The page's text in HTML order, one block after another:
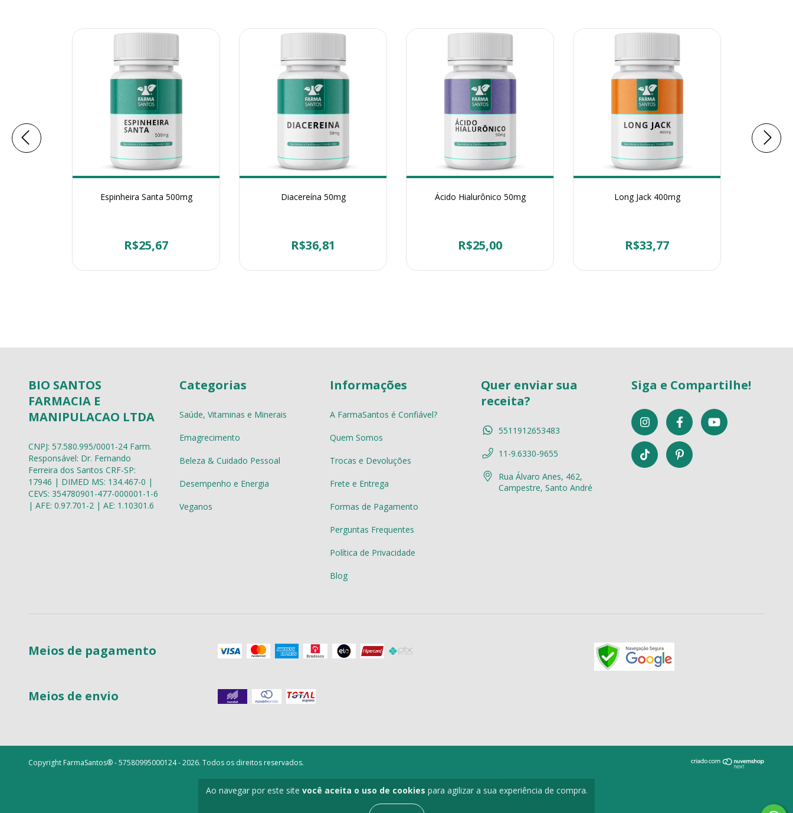
Ao navegar por este site você aceita o uso de cookies para agilizar a sua experiência de compra.
Espinheira Santa 500mg
R$25,67
Diacereína 50mg
R$36,81
Ácido Hialurônico 50mg
R$25,00
Long Jack 400mg
R$33,77
BIO SANTOS
FARMACIA E
MANIPULACAO LTDA
CNPJ: 57.580.995/0001-24 Farm.
Responsável: Dr. Fernando
Ferreira dos Santos CRF-SP:
17946 | DIMED MS: 134.467-0 |
CEVS: 354780901-477-000001-1-6
| AFE: 0.97.701-2 | AE: 1.10301.6
Categorias
Saúde, Vitaminas e Minerais
Emagrecimento
Beleza & Cuidado Pessoal
Desempenho e Energia
Veganos
Informações
A FarmaSantos é Confiável?
Quem Somos
Trocas e Devoluções
Frete e Entrega
Formas de Pagamento
Perguntas Frequentes
Política de Privacidade
Blog
Quer enviar sua
receita?
5511912653483
11-9.6330-9655
Rua Álvaro Anes, 462,
Campestre, Santo André
Siga e Compartilhe!
Meios de pagamento
Meios de envio
Copyright FarmaSantos® - 57580995000124 - 2026. Todos os direitos reservados.